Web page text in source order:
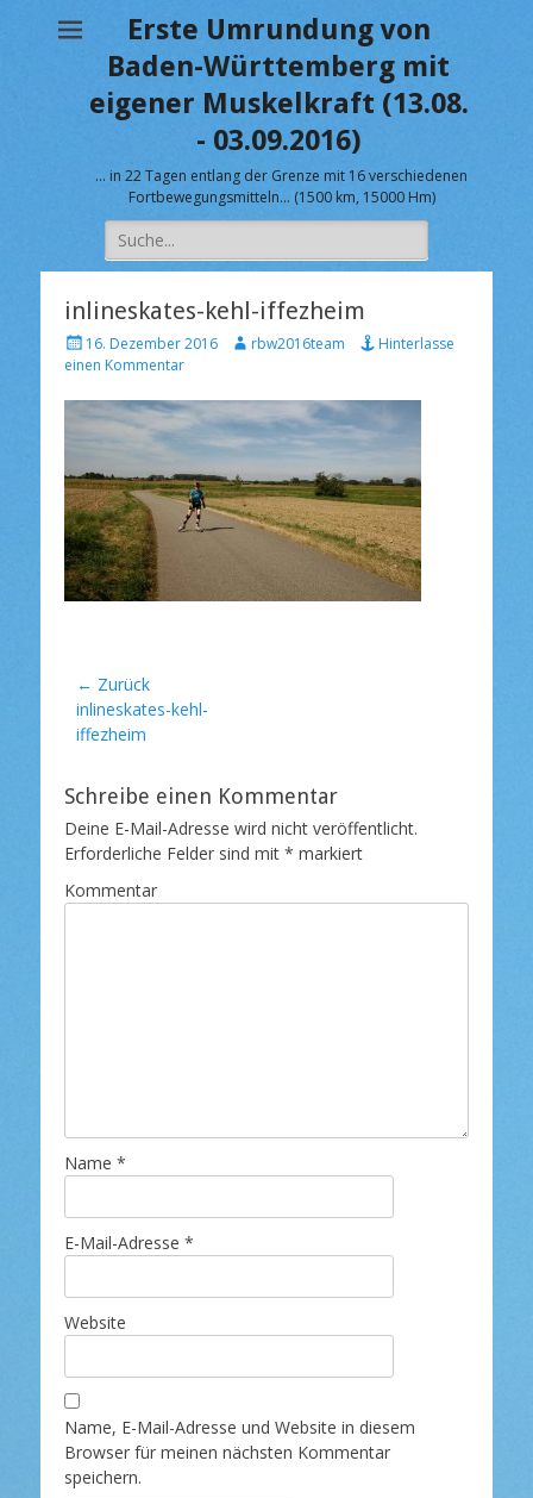
Erste Umrundung von
Baden-Württemberg mit
eigener Muskelkraft (13.08.
- 03.09.2016)
… in 22 Tagen entlang der Grenze mit 16 verschiedenen
Fortbewegungsmitteln… (1500 km, 15000 Hm)
Suche
nach:
inlineskates-kehl-iffezheim
V
e
ö
e
n
t
l
i
c
h
16. Dezember 2016
A
o
r
rbw2016team
Hinterlasse
einen Kommentar
Beitragsnavigation
← Zurück
Vorheriger
Beitrag:
inlineskates-kehl-
iffezheim
Schreibe einen Kommentar
Deine E-Mail-Adresse wird nicht veröffentlicht.
Erforderliche Felder sind mit * markiert
Kommentar
Name *
E-Mail-Adresse *
Website
Name, E-Mail-Adresse und Website in diesem
Browser für meinen nächsten Kommentar
speichern.